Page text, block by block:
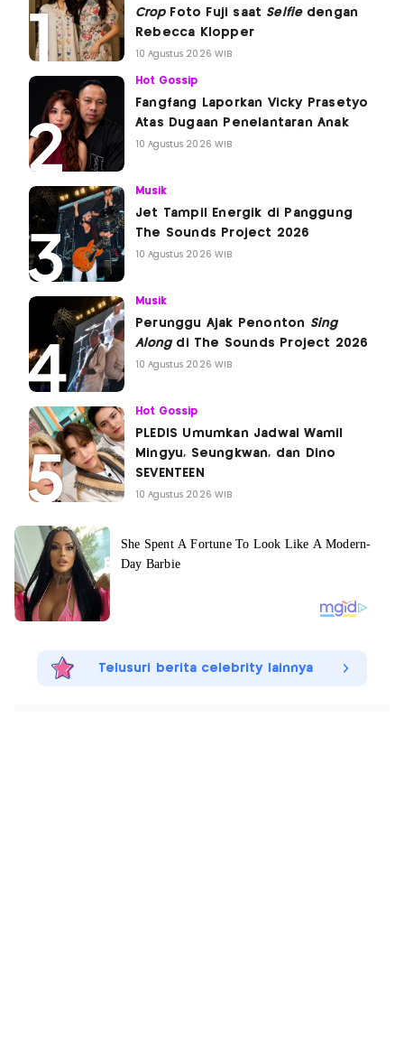
CropFoto Fuji saat Selfiedengan
Rebecca Klopper
10 Agustus 2026 WIB
Hot Gossip
Fangfang Laporkan Vicky Prasetyo
Atas Dugaan Penelantaran Anak
10 Agustus 2026 WIB
Musik
Jet Tampil Energik di Panggung
The Sounds Project 2026
10 Agustus 2026 WIB
Musik
Perunggu Ajak Penonton Sing
Alongdi The Sounds Project 2026
10 Agustus 2026 WIB
Hot Gossip
PLEDIS Umumkan Jadwal Wamil
Mingyu, Seungkwan, dan Dino
SEVENTEEN
10 Agustus 2026 WIB
Telusuri berita celebrity lainnya